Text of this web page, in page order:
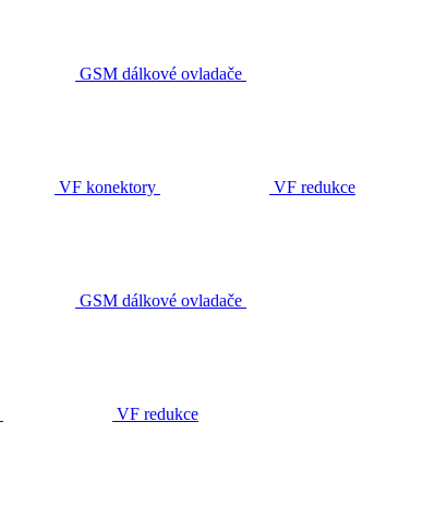
GSM dálkové ovladače
VF konektory VF redukce
GSM dálkové ovladače
VF redukce